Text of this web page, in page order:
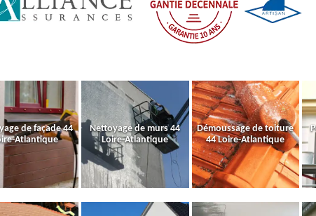
de façade 44
Atlantique
Nettoyage de murs 44
Loire-Atlantique
Démoussage de toiture
44 Loire-Atlantique